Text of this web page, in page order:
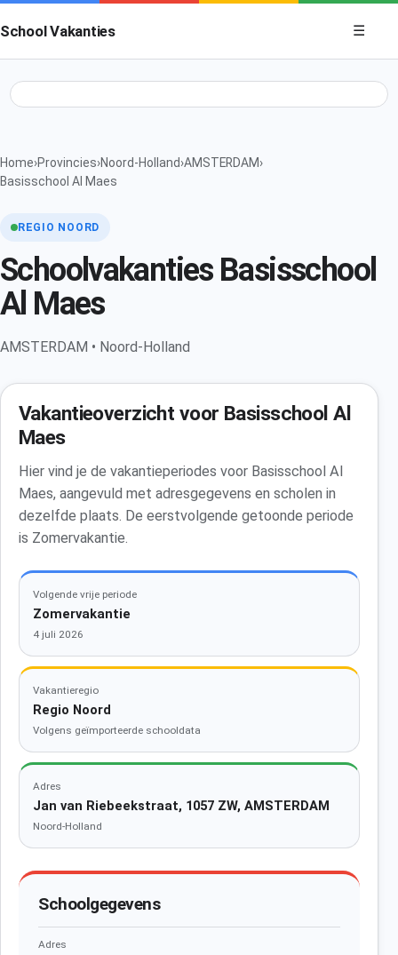
School Vakanties
Menu
☰
Home›Provincies›Noord-Holland›AMSTERDAM›
Basisschool Al Maes
REGIO NOORD
Schoolvakanties Basisschool
Al Maes
AMSTERDAM • Noord-Holland
Vakantieoverzicht voor Basisschool Al
Maes
Hier vind je de vakantieperiodes voor Basisschool Al
Maes, aangevuld met adresgegevens en scholen in
dezelfde plaats. De eerstvolgende getoonde periode
is Zomervakantie.
Volgende vrije periode
Zomervakantie
4 juli 2026
Vakantieregio
Regio Noord
Volgens geïmporteerde schooldata
Adres
Jan van Riebeekstraat, 1057 ZW, AMSTERDAM
Noord-Holland
Schoolgegevens
Adres